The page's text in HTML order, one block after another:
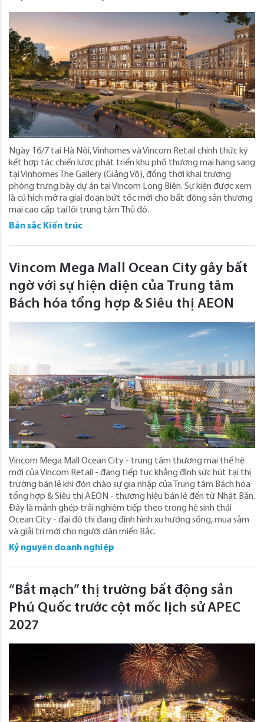
Ngày 16/7 tại Hà Nội, Vinhomes và Vincom Retail chính thức ký
kết hợp tác chiến lược phát triển khu phố thương mại hạng sang
tại Vinhomes The Gallery (Giảng Võ), đồng thời khai trương
phòng trưng bày dự án tại Vincom Long Biên. Sự kiện được xem
là cú hích mở ra giai đoạn bứt tốc mới cho bất động sản thương
mại cao cấp tại lõi trung tâm Thủ đô.
Bản sắc Kiến trúc
Vincom Mega Mall Ocean City gây bất
ngờ với sự hiện diện của Trung tâm
Bách hóa tổng hợp & Siêu thị AEON
Vincom Mega Mall Ocean City - trung tâm thương mại thế hệ
mới của Vincom Retail - đang tiếp tục khẳng định sức hút tại thị
trường bán lẻ khi đón chào sự gia nhập của Trung tâm Bách hóa
tổng hợp & Siêu thị AEON - thương hiệu bán lẻ đến từ Nhật Bản.
Đây là mảnh ghép trải nghiệm tiếp theo trong hệ sinh thái
Ocean City - đại đô thị đang định hình xu hướng sống, mua sắm
và giải trí mới cho người dân miền Bắc.
Kỷ nguyên doanh nghiệp
“Bắt mạch” thị trường bất động sản
Phú Quốc trước cột mốc lịch sử APEC
2027